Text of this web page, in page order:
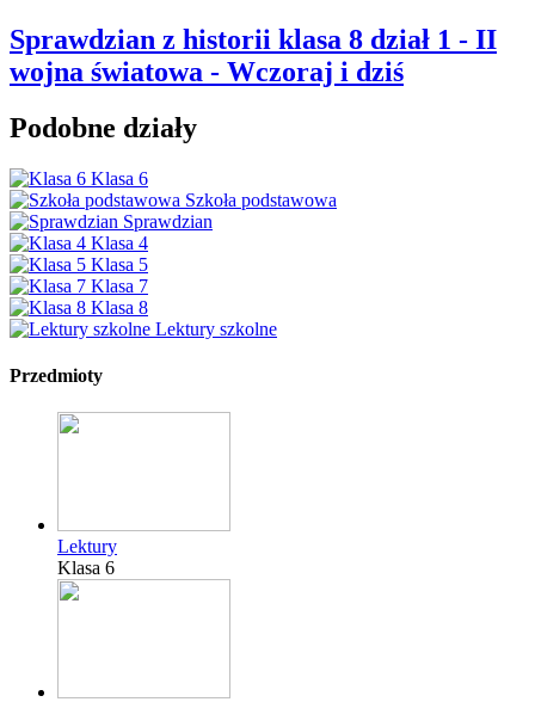
Sprawdzian z historii klasa 8 dział 1 - II
wojna światowa - Wczoraj i dziś
Podobne działy
Klasa 6
Szkoła podstawowa
Sprawdzian
Klasa 4
Klasa 5
Klasa 7
Klasa 8
Lektury szkolne
Przedmioty
Lektury
Klasa 6